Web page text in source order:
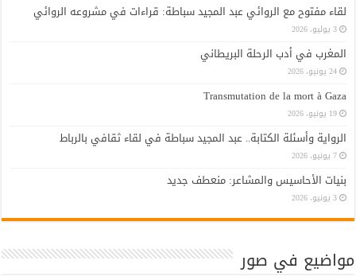
لقاء مفتوح مع الروائي عبد المجيد سباطة: قراءات في مشروعه الروائي
3 يوليو، 2026
المغرب في أدب الرحلة البريطاني
24 يونيو، 2026
Transmutation de la mort à Gaza
19 يونيو، 2026
الرواية وأسئلة الكتابة.. عبد المجيد سباطة في لقاء ثقافي بالرباط
7 يونيو، 2026
بنيات الأحاسيس والمشاعر: منعطف جديد
3 يونيو، 2026
مواضيع في صور